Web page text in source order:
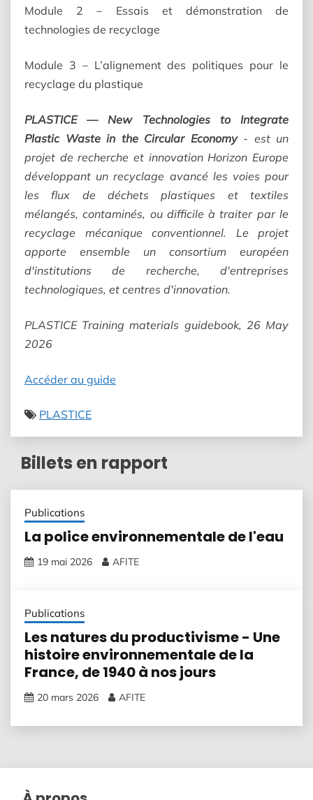
Module 2 – Essais et démonstration de
technologies de recyclage
Module 3 – L’alignement des politiques pour le
recyclage du plastique
PLASTICE — New Technologies to Integrate
Plastic Waste in the Circular Economy- est un
projet de recherche et innovation Horizon Europe
développant un recyclage avancé les voies pour
les flux de déchets plastiques et textiles
mélangés, contaminés, ou difficile à traiter par le
recyclage mécanique conventionnel. Le projet
apporte ensemble un consortium européen
d'institutions de recherche, d'entreprises
technologiques, et centres d'innovation.
PLASTICE Training materials guidebook, 26 May
2026
Accéder au guide
PLASTICE
Billets en rapport
Publications
La police environnementale de l'eau
19 mai 2026 AFITE
Publications
Les natures du productivisme - Une
histoire environnementale de la
France, de 1940 à nos jours
20 mars 2026 AFITE